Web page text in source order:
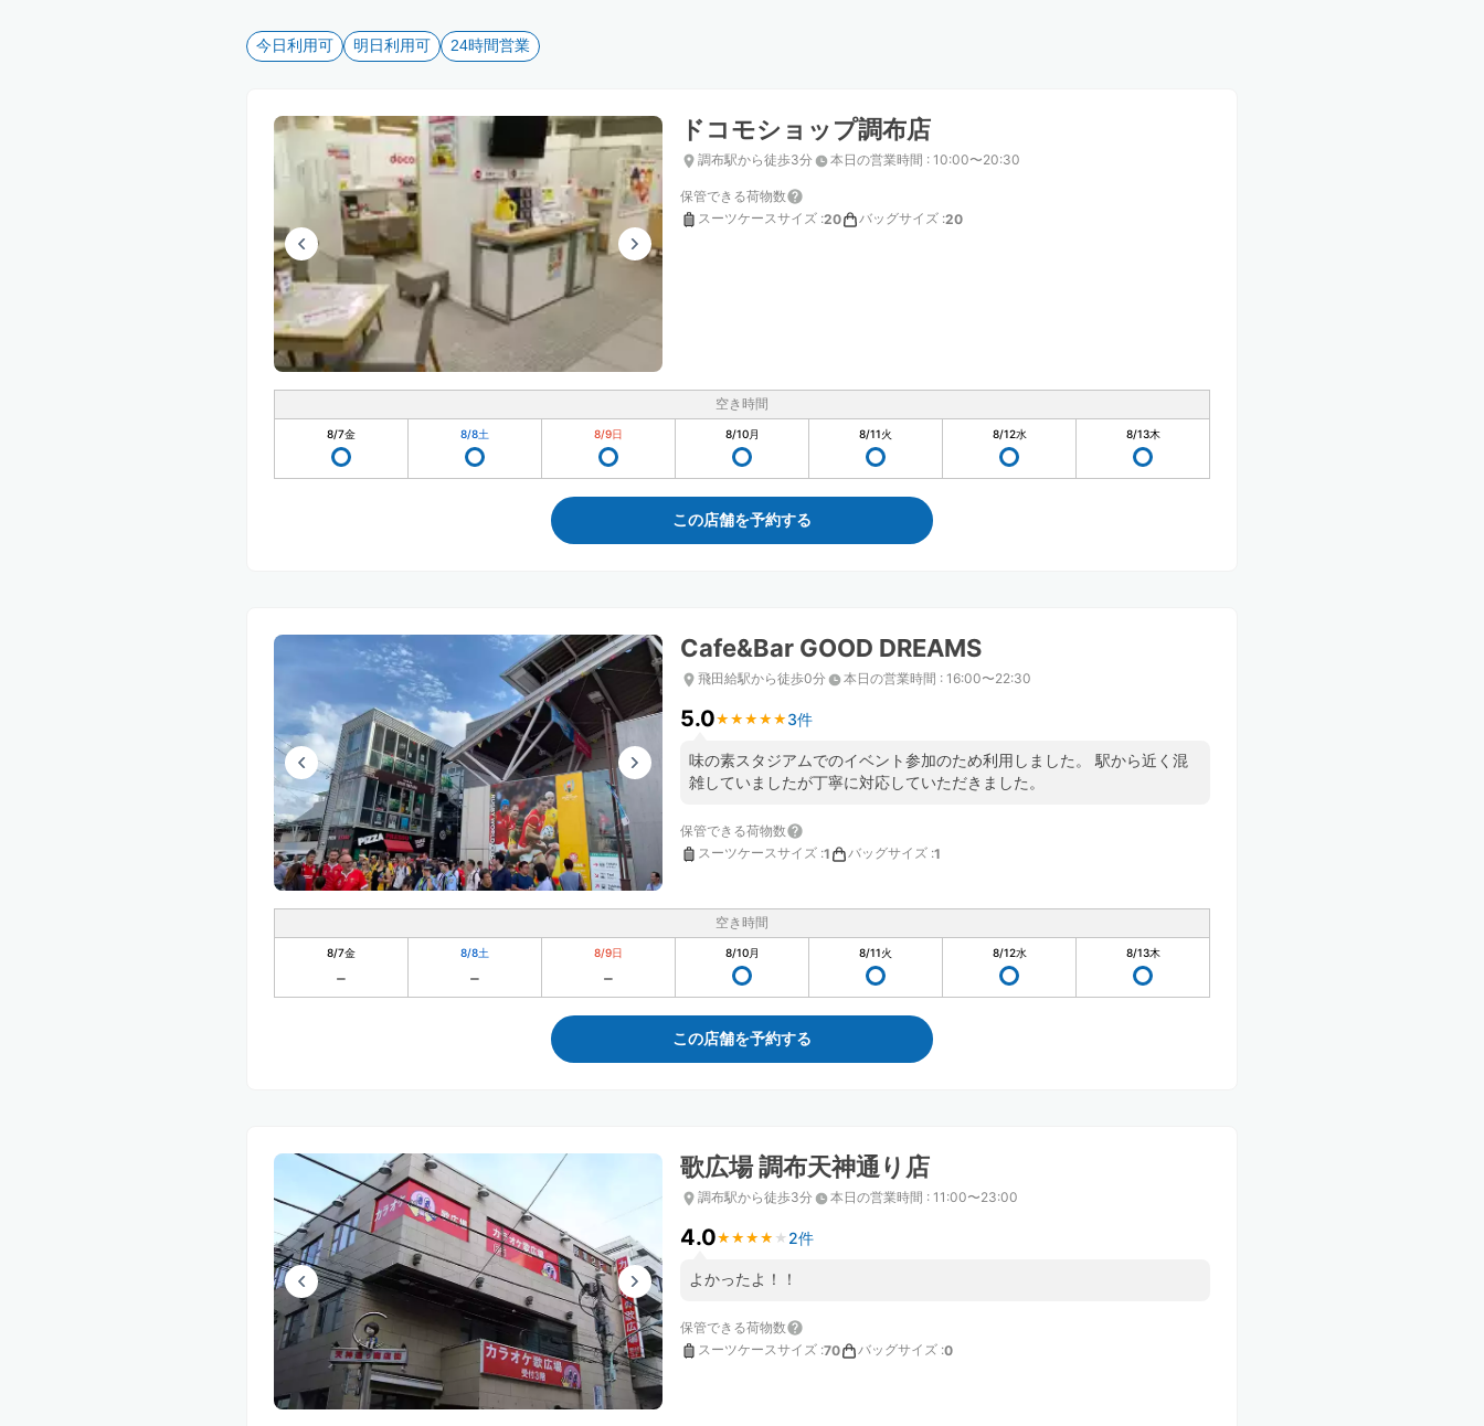
changing
dates.
for
changing
dates.
今日利用可 明日利用可 24時間営業
ドコモショップ調布店
調布駅から徒歩3分 本日の営業時間 : 10:00〜20:30
保管できる荷物数
スーツケースサイズ :20 バッグサイズ :20
空き時間
8/7金 8/8土 8/9日 8/10月 8/11火 8/12水 8/13木
この店舗を予約する
Cafe&Bar GOOD DREAMS
飛田給駅から徒歩0分 本日の営業時間 : 16:00〜22:30
5.0★ ★ ★ ★ ★
★ ★ ★ ★ ★ 3件
味の素スタジアムでのイベント参加のため利用しました。 駅から近く混
雑していましたが丁寧に対応していただきました。
保管できる荷物数
スーツケースサイズ :1 バッグサイズ :1
空き時間
8/7金 8/8土 8/9日 8/10月 8/11火 8/12水 8/13木
この店舗を予約する
歌広場 調布天神通り店
調布駅から徒歩3分 本日の営業時間 : 11:00〜23:00
4.0★ ★ ★ ★ ★
★ ★ ★ ★ ★ 2件
よかったよ！！
保管できる荷物数
スーツケースサイズ :70 バッグサイズ :0